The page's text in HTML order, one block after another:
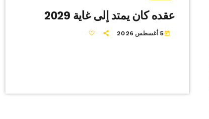
عقده كان يمتد إلى غاية 2029
today5 أغسطس 2026